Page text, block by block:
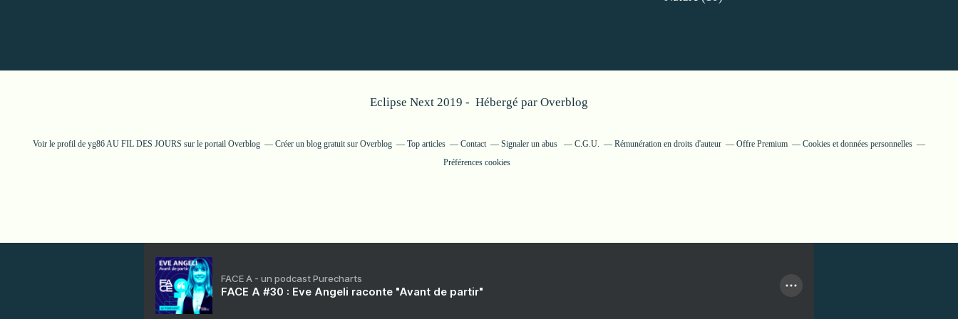
Eclipse Next 2019 - Hébergé par Overblog
Voir le profil de yg86 AU FIL DES JOURS sur le portail Overblog Créer un blog gratuit sur Overblog Top articles Contact Signaler un abus C.G.U. Rémunération en droits d'auteur Offre Premium
Cookies et données personnelles
Préférences cookies
FACE A - un podcast Purecharts
FACE A #30 : Eve Angeli raconte "Avant de partir"